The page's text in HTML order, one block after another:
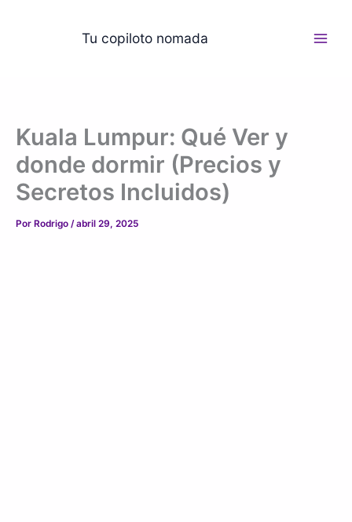
Tu copiloto nomada
Kuala Lumpur: Qué Ver y
donde dormir (Precios y
Secretos Incluidos)
Por Rodrigo /abril 29, 2025